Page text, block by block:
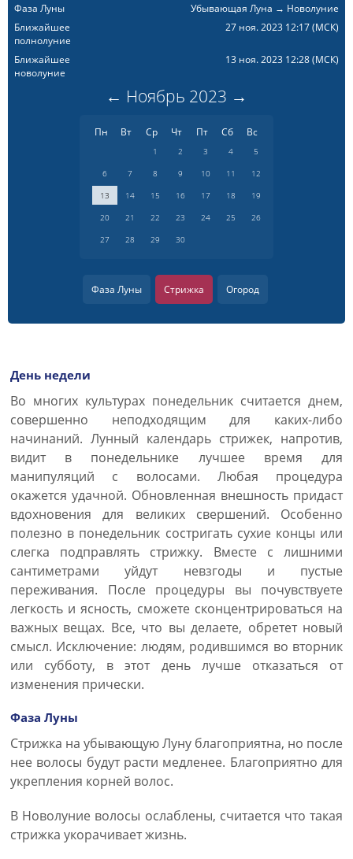
Фаза Луны
Убывающая Луна → Новолуние
Ближайшее
полнолуние
27 ноя. 2023 12:17(МСК)
Ближайшее
новолуние
13 ноя. 2023 12:28(МСК)
← Ноябрь 2023 →
Пн Вт Ср Чт Пт Сб Вс
1 2 3 4
5
6
7 8 9 10 11
12
13
14 15 16 17 18
19
20
21 22 23 24 25
26
27
28 29 30
Фаза Луны Стрижка Огород
День недели
Во многих культурах понедельник считается днем,
совершенно неподходящим для каких-либо
начинаний. Лунный календарь стрижек, напротив,
видит в понедельнике лучшее время для
манипуляций с волосами. Любая процедура
окажется удачной. Обновленная внешность придаст
вдохновения для великих свершений. Особенно
полезно в понедельник состригать сухие концы или
слегка подправлять стрижку. Вместе с лишними
сантиметрами уйдут невзгоды и пустые
переживания. После процедуры вы почувствуете
легкость и ясность, сможете сконцентрироваться на
важных вещах. Все, что вы делаете, обретет новый
смысл. Исключение: людям, родившимся во вторник
или субботу, в этот день лучше отказаться от
изменения прически.
Фаза Луны
Стрижка на убывающую Луну благоприятна, но после
нее волосы будут расти медленее. Благоприятно для
укрепления корней волос.
В Новолуние волосы ослаблены, считается что такая
стрижка укорачивает жизнь.